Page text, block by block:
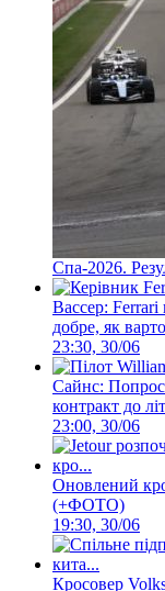
Спа-2026.
Вассер: Ferrari
добре, як
23:30, 30/06
Сайнс:
контракт до
23:00, 30/06
Оновлений
(+ФОТО)
19:30, 30/06
Кросовер